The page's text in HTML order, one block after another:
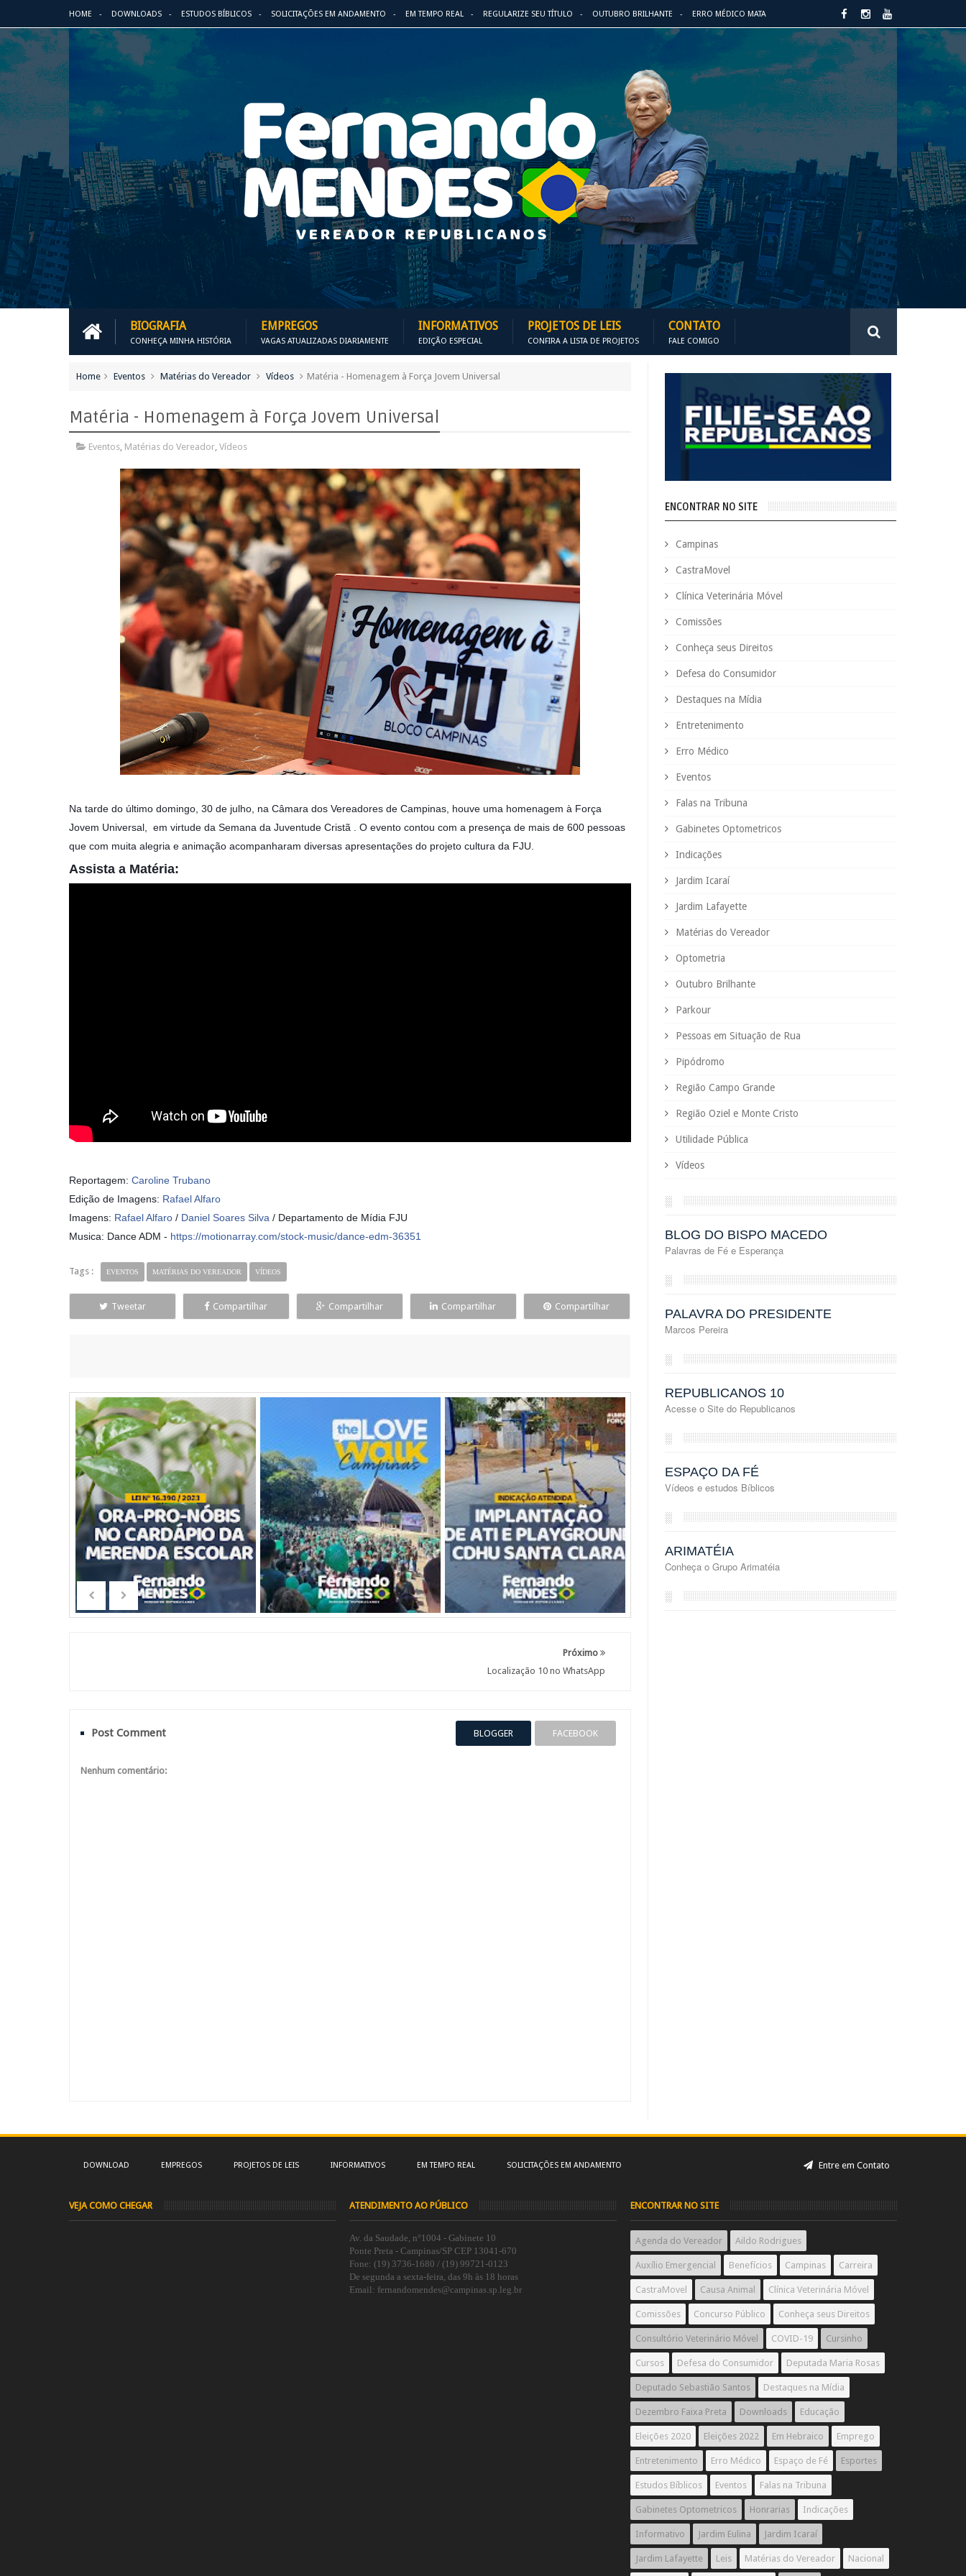
HOME DOWNLOADS ESTUDOS BÍBLICOS SOLICITAÇÕES EM ANDAMENTO EM TEMPO REAL REGULARIZE SEU TÍTULO OUTUBRO BRILHANTE ERRO MÉDICO MATA
BIOGRAFIA
CONHEÇA MINHA HISTÓRIA
EMPREGOS
VAGAS ATUALIZADAS DIARIAMENTE
INFORMATIVOS
EDIÇÃO ESPECIAL
PROJETOS DE LEIS
CONFIRA A LISTA DE PROJETOS
CONTATO
FALE COMIGO
Home Eventos Matérias do Vereador Vídeos Matéria - Homenagem à Força Jovem Universal
Matéria - Homenagem à Força Jovem Universal
Eventos, Matérias do Vereador, Vídeos
Na tarde do último domingo, 30 de julho, na Câmara dos Vereadores de Campinas, houve uma homenagem à Força
Jovem Universal, em virtude da Semana da Juventude Cristã . O evento contou com a presença de mais de 600 pessoas
que com muita alegria e animação acompanharam diversas apresentações do projeto cultura da FJU.
Assista a Matéria:
Reportagem: Caroline Trubano
Edição de Imagens: Rafael Alfaro
Imagens: Rafael Alfaro / Daniel Soares Silva / Departamento de Mídia FJU
Musica: Dance ADM - https://motionarray.com/stock-music/dance-edm-36351
Tags : EVENTOS MATÉRIAS DO VEREADOR VÍDEOS
Tweetar Compartilhar Compartilhar Compartilhar Compartilhar
Próximo
Localização 10 no WhatsApp
Post Comment BLOGGER FACEBOOK
Nenhum comentário:
ENCONTRAR NO SITE
Campinas
CastraMovel
Clínica Veterinária Móvel
Comissões
Conheça seus Direitos
Defesa do Consumidor
Destaques na Mídia
Entretenimento
Erro Médico
Eventos
Falas na Tribuna
Gabinetes Optometricos
Indicações
Jardim Icaraí
Jardim Lafayette
Matérias do Vereador
Optometria
Outubro Brilhante
Parkour
Pessoas em Situação de Rua
Pipódromo
Região Campo Grande
Região Oziel e Monte Cristo
Utilidade Pública
Vídeos
░
BLOG DO BISPO MACEDO
Palavras de Fé e Esperança
░
PALAVRA DO PRESIDENTE
Marcos Pereira
░
REPUBLICANOS 10
Acesse o Site do Republicanos
░
ESPAÇO DA FÉ
Vídeos e estudos Bíblicos
░
ARIMATÉIA
Conheça o Grupo Arimatéia
░
DOWNLOAD EMPREGOS PROJETOS DE LEIS INFORMATIVOS EM TEMPO REAL SOLICITAÇÕES EM ANDAMENTO Entre em Contato
VEJA COMO CHEGAR ATENDIMENTO AO PÚBLICO
Av. da Saudade, n°1004 - Gabinete 10
Ponte Preta - Campinas/SP CEP 13041-670
Fone: (19) 3736-1680 / (19) 99721-0123
De segunda a sexta-feira, das 9h às 18 horas
Email: fernandomendes@campinas.sp.leg.br
ENCONTRAR NO SITE
Agenda do Vereador Aildo Rodrigues
Auxílio Emergencial Benefícios Campinas Carreira
CastraMovel Causa Animal Clínica Veterinária Móvel
Comissões Concurso Público Conheça seus Direitos
Consultório Veterinário Móvel COVID-19 Cursinho
Cursos Defesa do Consumidor Deputada Maria Rosas
Deputado Sebastião Santos Destaques na Mídia
Dezembro Faixa Preta Downloads Educação
Eleições 2020 Eleições 2022 Em Hebraico Emprego
Entretenimento Erro Médico Espaço de Fé Esportes
Estudos Bíblicos Eventos Falas na Tribuna
Gabinetes Optometricos Honrarias Indicações
Informativo Jardim Eulina Jardim Icaraí
Jardim Lafayette Leis Matérias do Vereador Nacional